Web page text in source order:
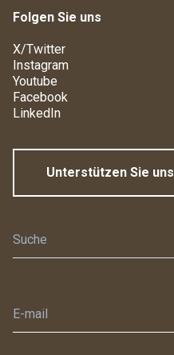
Folgen Sie uns
X/Twitter
Instagram
Youtube
Facebook
LinkedIn
Unterstützen Sie uns